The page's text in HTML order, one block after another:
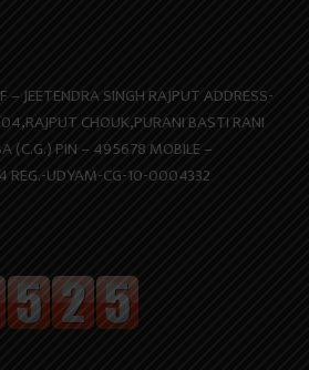
– JEETENDRA SINGH RAJPUT ADDRESS-
CHOUK,PURANI BASTI RANI
(C.G.) PIN – 495678 MOBILE –
UDYAM-CG-10-0004332